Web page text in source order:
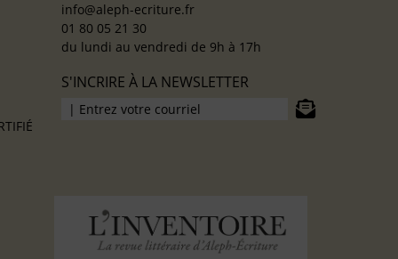
info@aleph-ecriture.fr
01 80 05 21 30
du lundi au vendredi de 9h à 17h
S'INCRIRE À LA NEWSLETTER